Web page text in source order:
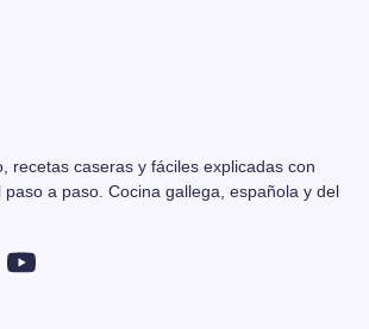
recetas caseras y fáciles explicadas con
a paso. Cocina gallega, española y del